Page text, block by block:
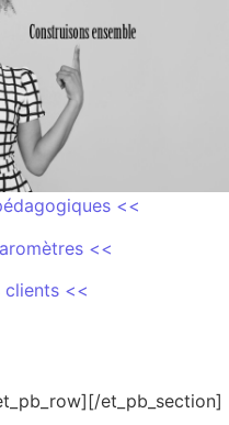
<<
<<
clients <<
et_pb_section]